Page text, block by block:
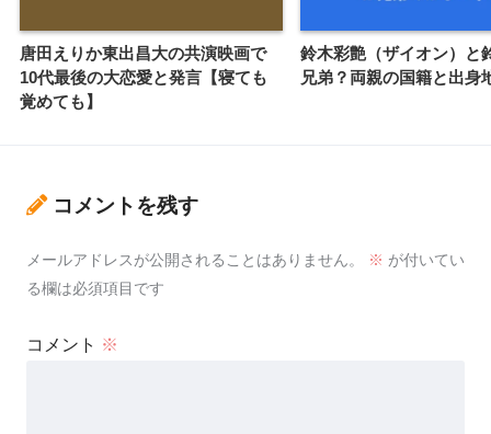
唐田えりか東出昌大の共演映画で
10代最後の大恋愛と発言【寝ても
覚めても】
鈴木彩艶（ザイオン）と
兄弟？両親の国籍と出身
コメントを残す
メールアドレスが公開されることはありません。 ※ が付いてい
る欄は必須項目です
コメント ※